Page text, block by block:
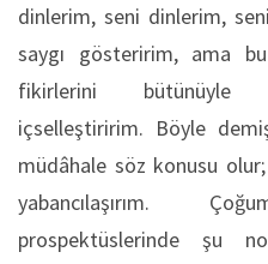
dinlerim, seni dinlerim,
saygı gösteririm, ama
fikirlerini bütünüyle
içselleştiririm. Böyle
müdâhale söz konusu
yabancılaşırım.
prospektüslerinde şu